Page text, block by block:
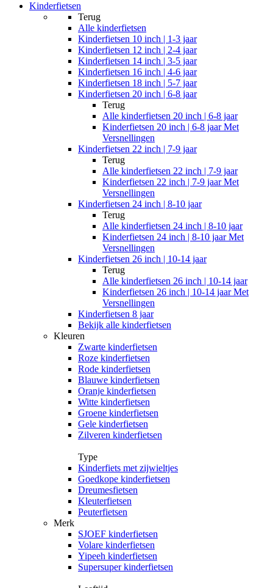
Kinderfietsen
Terug
Alle kinderfietsen
Kinderfietsen 10 inch | 1-3 jaar
Kinderfietsen 12 inch | 2-4 jaar
Kinderfietsen 14 inch | 3-5 jaar
Kinderfietsen 16 inch | 4-6 jaar
Kinderfietsen 18 inch | 5-7 jaar
Kinderfietsen 20 inch | 6-8 jaar
Terug
Alle kinderfietsen 20 inch | 6-8 jaar
Kinderfietsen 20 inch | 6-8 jaar Met
Versnellingen
Kinderfietsen 22 inch | 7-9 jaar
Terug
Alle kinderfietsen 22 inch | 7-9 jaar
Kinderfietsen 22 inch | 7-9 jaar Met
Versnellingen
Kinderfietsen 24 inch | 8-10 jaar
Terug
Alle kinderfietsen 24 inch | 8-10 jaar
Kinderfietsen 24 inch | 8-10 jaar Met
Versnellingen
Kinderfietsen 26 inch | 10-14 jaar
Terug
Alle kinderfietsen 26 inch | 10-14 jaar
Kinderfietsen 26 inch | 10-14 jaar Met
Versnellingen
Kinderfietsen 8 jaar
Bekijk alle kinderfietsen
Kleuren
Zwarte kinderfietsen
Roze kinderfietsen
Rode kinderfietsen
Blauwe kinderfietsen
Oranje kinderfietsen
Witte kinderfietsen
Groene kinderfietsen
Gele kinderfietsen
Zilveren kinderfietsen
Type
Kinderfiets met zijwieltjes
Goedkope kinderfietsen
Dreumesfietsen
Kleuterfietsen
Peuterfietsen
Merk
SJOEF kinderfietsen
Volare kinderfietsen
Yipeeh kinderfietsen
Supersuper kinderfietsen